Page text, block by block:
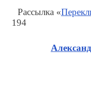
Рассылка «
194